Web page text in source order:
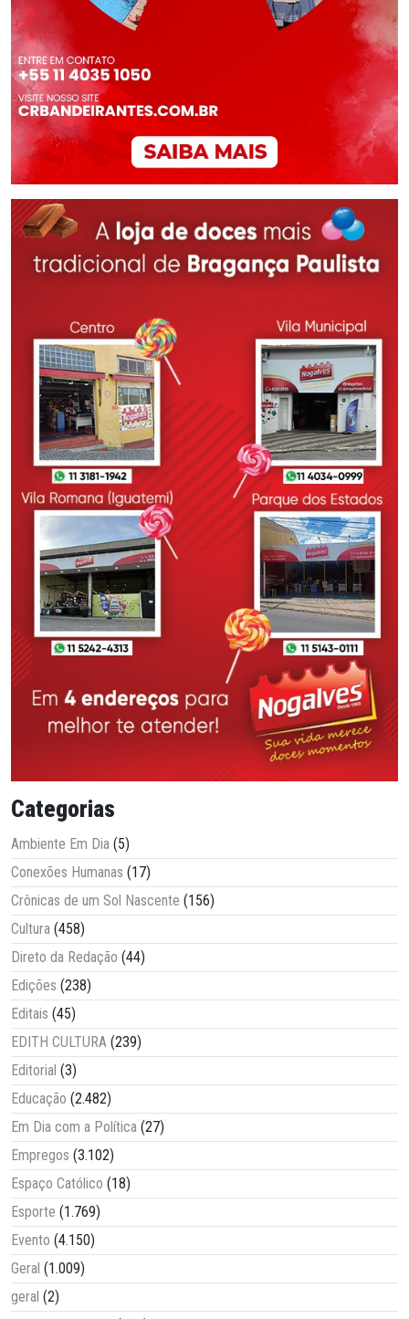
Categorias
Ambiente Em Dia (5)
Conexões Humanas (17)
Crônicas de um Sol Nascente (156)
Cultura (458)
Direto da Redação (44)
Edições (238)
Editais (45)
EDITH CULTURA (239)
Editorial (3)
Educação (2.482)
Em Dia com a Política (27)
Empregos (3.102)
Espaço Católico (18)
Esporte (1.769)
Evento (4.150)
Geral (1.009)
geral (2)